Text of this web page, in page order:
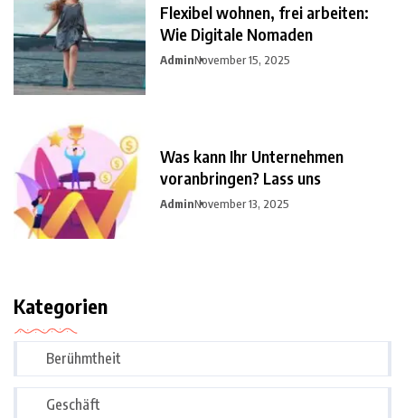
Flexibel wohnen, frei arbeiten:
Wie Digitale Nomaden
AdminNovember 15, 2025
Was kann Ihr Unternehmen
voranbringen? Lass uns
AdminNovember 13, 2025
Kategorien
Berühmtheit
Geschäft